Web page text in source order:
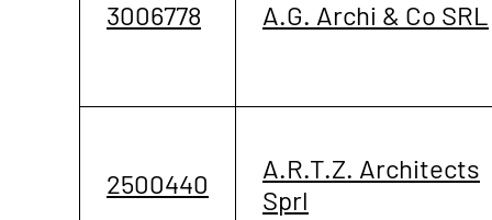
3006778 A.G. Archi & Co SRL
2500440
A.R.T.Z. Architects
Sprl